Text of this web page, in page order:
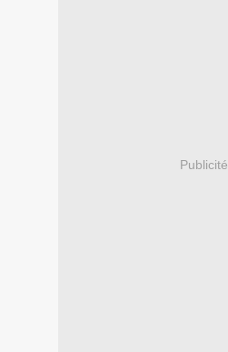
Publicité